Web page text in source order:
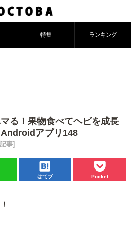
特集 ランキング
る！果物食べてヘビを成長
アプリ148
事]
はてブ Pocket